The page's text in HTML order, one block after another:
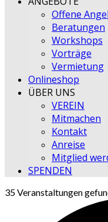
Offene
Beratungen
Workshops
Vorträge
Vermietung
Onlineshop
ÜBER UNS
VEREIN
Mitmachen
Kontakt
Anreise
Mitglied
SPENDEN
35 Veranstaltungen